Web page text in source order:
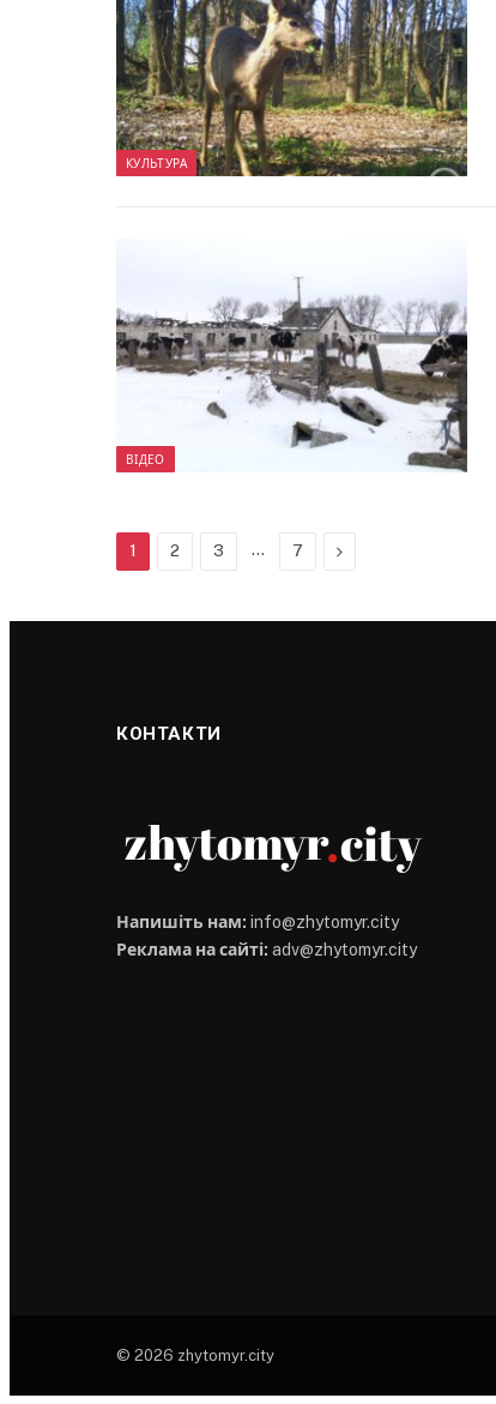
КУЛЬТУРА
ВІДЕО
1 2 3 … 7 Next
КОНТАКТИ
Напишіть нам: info@zhytomyr.city
Реклама на сайті: adv@zhytomyr.city
© 2026 zhytomyr.city